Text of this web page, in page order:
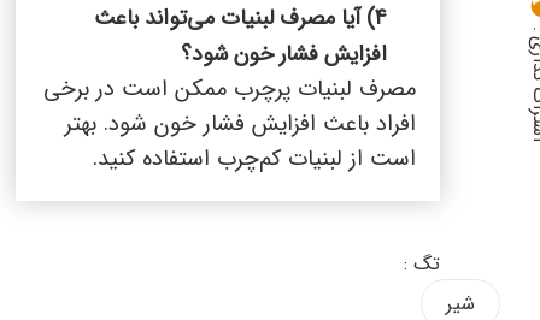
4) آیا مصرف لبنیات می‌تواند باعث
افزایش فشار خون شود؟
مصرف لبنیات پرچرب ممکن است در برخی
افراد باعث افزایش فشار خون شود. بهتر
است از لبنیات کم‌چرب استفاده کنید.
:
تگ :
شیر